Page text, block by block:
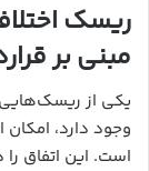
مبنی بر
وجود دارد، امکان